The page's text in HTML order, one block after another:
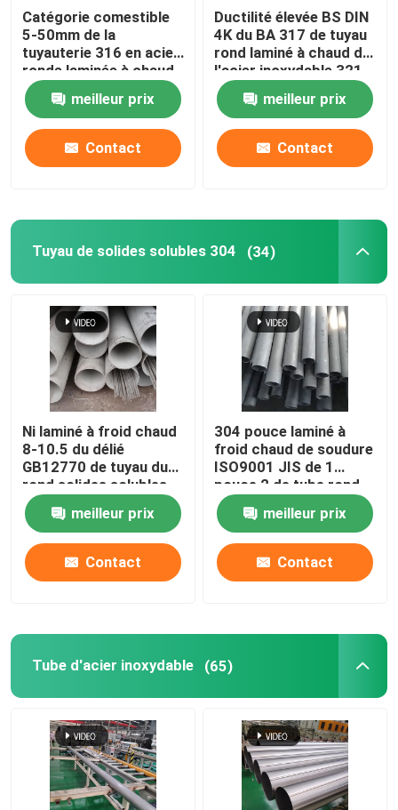
Barre ronde de cuivre
Feuille de plat de cuivre
Feuille d'acier au carbone
Catégorie comestible
5-50mm de la
tuyauterie 316 en acier
ronde laminée à chaud
d'AISI DIN 314
meilleur prix
Contact
Ductilité élevée BS DIN
4K du BA 317 de tuyau
rond laminé à chaud de
l'acier inoxydable 321
meilleur prix
Contact
Tuyau de solides solubles 304 (34)
Ni laminé à froid chaud
8-10.5 du délié
GB12770 de tuyau du
rond solides solubles
304 de H8 H9
meilleur prix
Contact
304 pouce laminé à
froid chaud de soudure
ISO9001 JIS de 1
pouce 2 de tube rond
inoxydable
meilleur prix
Contact
Tube d'acier inoxydable (65)